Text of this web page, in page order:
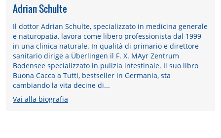
Adrian Schulte
Il dottor Adrian Schulte, specializzato in medicina generale
e naturopatia, lavora come libero professionista dal 1999
in una clinica naturale. In qualità di primario e direttore
sanitario dirige a Überlingen il F. X. MAyr Zentrum
Bodensee specializzato in pulizia intestinale. Il suo libro
Buona Cacca a Tutti, bestseller in Germania, sta
cambiando la vita decine di...
Vai alla biografia